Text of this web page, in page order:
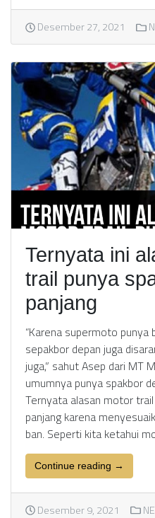
Desember 27, 2021
Ternyata ini
trail punya
panjang
“Karena supermoto punya
sepakbor depan juga
juga,” sahut Asep dari MT
umumnya punya spakbor
Ternyata alasan motor
panjang karena
ban. Seperti kita ketahui
Continue reading →
Desember 9, 2021